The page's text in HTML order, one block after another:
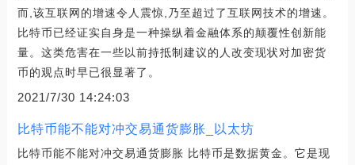
而,该互联网的增速令人震惊,乃至超过了互联网技术的增速。
比特币已经证实自身是一种操纵着金融体系的颠覆性创新能
量。这类危害在一些以前持抵制建议的人改变现状对加密货
币的观点时早已很显著了。
2021/7/30 14:24:03
比特币能不能对冲交易通货膨胀_以太坊
比特币能不能对冲交易通货膨胀 比特币是数据黄金。它是现